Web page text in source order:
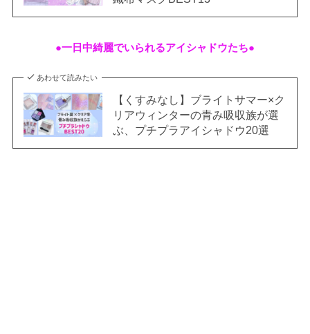
●一日中綺麗でいられるアイシャドウたち●
あわせて読みたい
【くすみなし】ブライトサマー×ク
リアウィンターの青み吸収族が選
ぶ、プチプラアイシャドウ20選